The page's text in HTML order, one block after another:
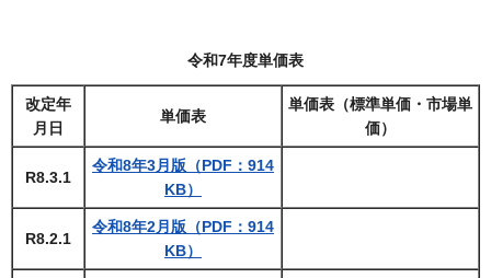
令和7年度単価表
改定年
月日
単価表
単価表（標準単価・市場単
価）
R8.3.1
令和8年3月版（PDF：914
KB）
R8.2.1
令和8年2月版（PDF：914
KB）